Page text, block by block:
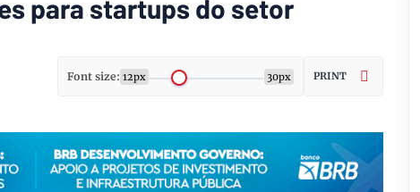
para startups do setor
Font size: 12px 30px PRINT